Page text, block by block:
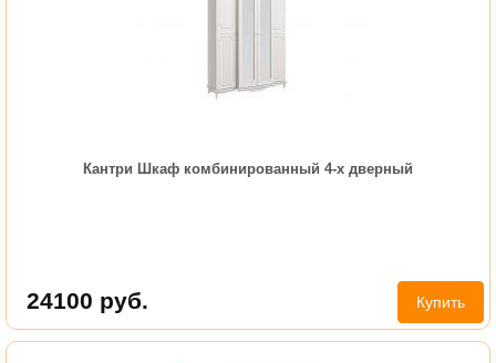
Кантри Шкаф комбинированный 4-х дверный
24100 руб. Купить